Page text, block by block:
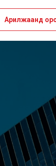
Арилжаанд